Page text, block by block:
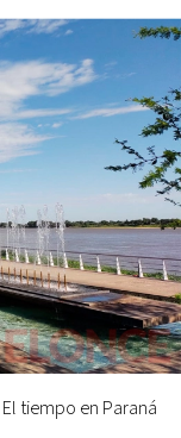
El tiempo en Paraná